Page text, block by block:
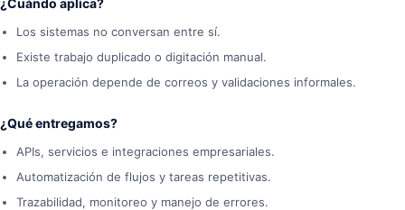
¿Cuándo aplica?
Los sistemas no conversan entre sí.
Existe trabajo duplicado o digitación manual.
La operación depende de correos y validaciones informales.
¿Qué entregamos?
APIs, servicios e integraciones empresariales.
Automatización de flujos y tareas repetitivas.
Trazabilidad, monitoreo y manejo de errores.